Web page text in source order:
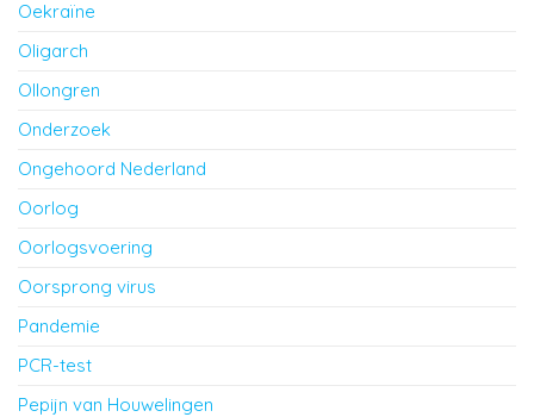
Oekraïne
Oligarch
Ollongren
Onderzoek
Ongehoord Nederland
Oorlog
Oorlogsvoering
Oorsprong virus
Pandemie
PCR-test
Pepijn van Houwelingen